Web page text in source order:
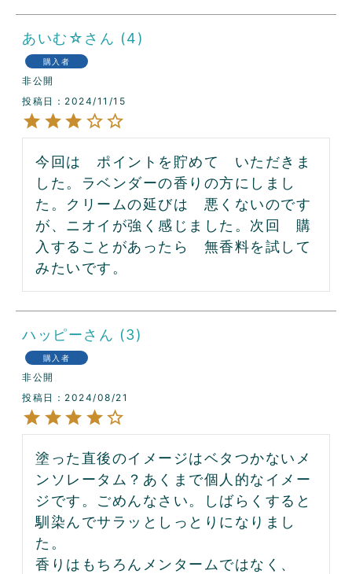
あいむ☆ 4
購入者
非公開
投稿日
2024/11/15
今回は　ポイントを貯めて　いただきま
した。ラベンダーの香りの方にしまし
た。クリームの延びは　悪くないのです
が、ニオイが強く感じました。次回　購
入することがあったら　無香料を試して
みたいです。
ハッピー 3
購入者
非公開
投稿日
2024/08/21
塗った直後のイメージはベタつかないメ
ンソレータム？あくまで個人的なイメー
ジです。ごめんなさい。しばらくすると
馴染んでサラッとしっとりになりまし
た。
香りはもちろんメンタームではなく、